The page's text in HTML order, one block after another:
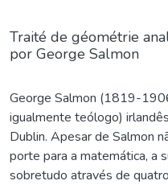
Traité de géométrie
por George Salmon
George Salmon (1819-
igualmente teólogo)
Dublin. Apesar de Salmon
porte para a matemática, a
sobretudo através de